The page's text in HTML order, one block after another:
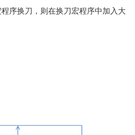
序换刀，则在换刀宏程序中加入大